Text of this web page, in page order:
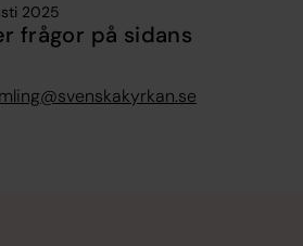
2025
frågor på sidans